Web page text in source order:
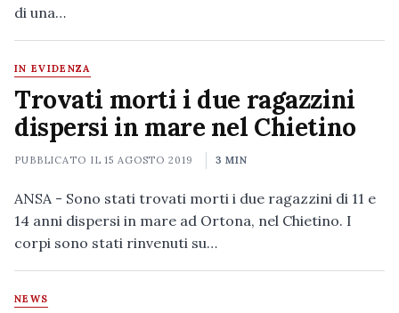
di una…
IN EVIDENZA
Trovati morti i due ragazzini
dispersi in mare nel Chietino
PUBBLICATO IL15 AGOSTO 2019 3 MIN
ANSA - Sono stati trovati morti i due ragazzini di 11 e
14 anni dispersi in mare ad Ortona, nel Chietino. I
corpi sono stati rinvenuti su…
NEWS